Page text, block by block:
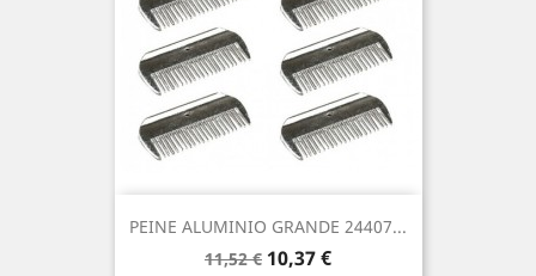
PEINE ALUMINIO GRANDE 24407...
Precio
11,52 € Precio
10,37 €